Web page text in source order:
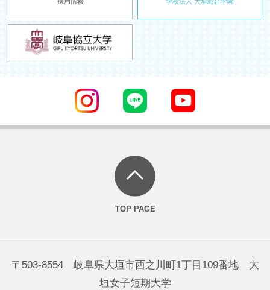
〒503-8554 岐阜県大垣市西之川町1丁目109番地 大
垣女子短期大学